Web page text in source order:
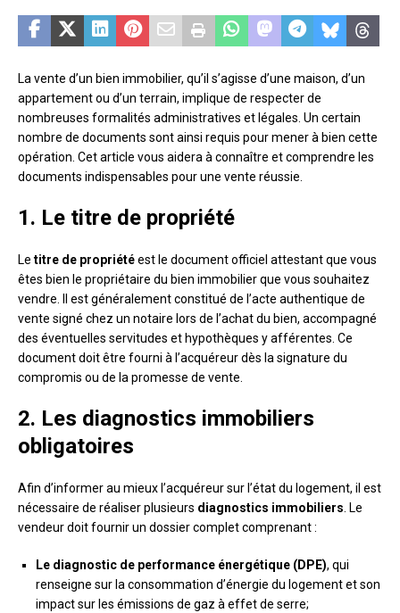
La vente d’un bien immobilier, qu’il s’agisse d’une maison, d’un
appartement ou d’un terrain, implique de respecter de
nombreuses formalités administratives et légales. Un certain
nombre de documents sont ainsi requis pour mener à bien cette
opération. Cet article vous aidera à connaître et comprendre les
documents indispensables pour une vente réussie.
1. Le titre de propriété
Le titre de propriétéest le document officiel attestant que vous
êtes bien le propriétaire du bien immobilier que vous souhaitez
vendre. Il est généralement constitué de l’acte authentique de
vente signé chez un notaire lors de l’achat du bien, accompagné
des éventuelles servitudes et hypothèques y afférentes. Ce
document doit être fourni à l’acquéreur dès la signature du
compromis ou de la promesse de vente.
2. Les diagnostics immobiliers
obligatoires
Afin d’informer au mieux l’acquéreur sur l’état du logement, il est
nécessaire de réaliser plusieurs diagnostics immobiliers . Le
vendeur doit fournir un dossier complet comprenant :
Le diagnostic de performance énergétique (DPE), qui
renseigne sur la consommation d’énergie du logement et son
impact sur les émissions de gaz à effet de serre;